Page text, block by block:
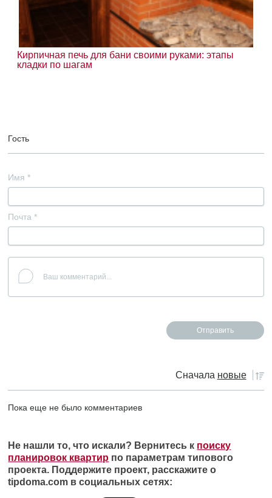
Кирпичная печь для бани своими руками: этапы
кладки по шагам
Гость
Имя *
Почта *
Сначала новые
Пока еще не было комментариев
Не нашли то, что искали? Вернитесь к поиску
планировок квартир по параметрам типового
проекта. Поддержите проект, расскажите о
tipdoma.com в социальных сетях: